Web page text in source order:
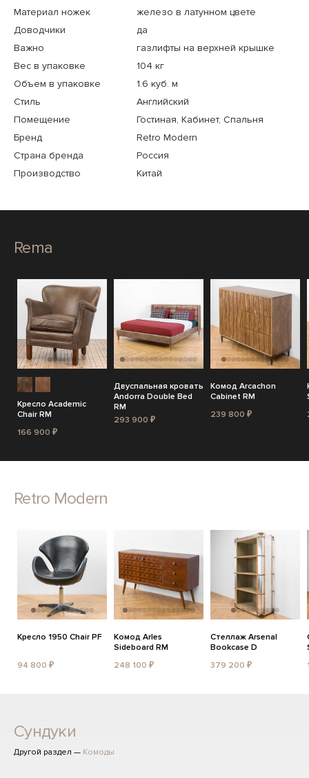
Материал ножек
железо в латунном цвете
Доводчики
да
Важно
газлифты на верхней крышке
Вес в упаковке
104 кг
Объем в упаковке
1.6 куб. м
Стиль
Английский
Помещение
Гостиная, Кабинет, Спальня
Бренд
Retro Modern
Страна бренда
Россия
Производство
Китай
Rema
Кресло Academic
Chair RM
166 900 ₽
Двуспальная кровать
Andorra Double Bed
RM
293 900 ₽
Комод Arcachon
Cabinet RM
239 800 ₽
Retro Modern
Кресло 1950 Chair PF
94 800 ₽
Комод Arles
Sideboard RM
248 100 ₽
Стеллаж Arsenal
Bookcase D
379 200 ₽
Сундуки
Другой раздел — Комоды